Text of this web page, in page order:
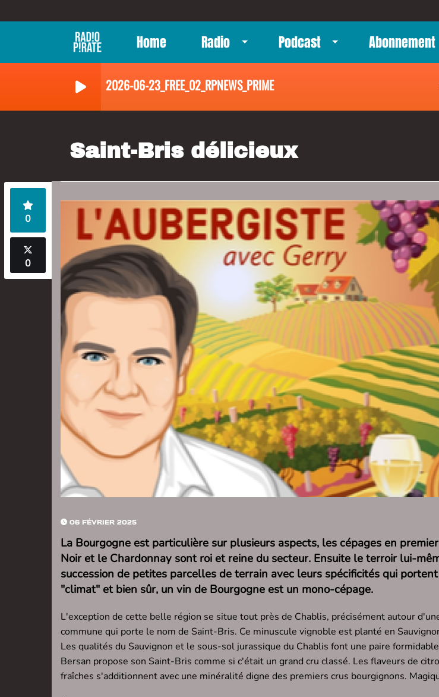
Home Radio Podcast Abonnement
2026-06-23_FREE_02_RPNEWS_PRIME
Saint-Bris délicieux
0
0
06 FÉVRIER 2025
La Bourgogne est particulière sur plusieurs aspects, les cépages en
Noir et le Chardonnay sont roi et reine du secteur. Ensuite le terroir lui-
succession de petites parcelles de terrain avec leurs spécificités qui
"climat" et bien sûr, un vin de Bourgogne est un mono-cépage.
L'exception de cette belle région se situe tout près de Chablis, précisément autour
commune qui porte le nom de Saint-Bris. Ce minuscule vignoble est planté en
Les qualités du Sauvignon et le sous-sol jurassique du Chablis font une paire
Bersan propose son Saint-Bris comme si c'était un grand cru classé. Les flaveurs de
fraîches s'additionnent avec une minéralité digne des premiers crus bourgignons.